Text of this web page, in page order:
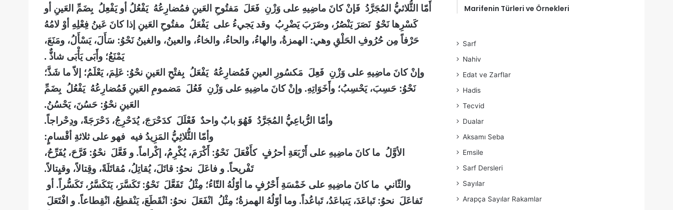
أَمّا الثُّلاثيُّ المُجَرَّدُ فَإنْ كانَ ماضِيهِ على وَزْنِ فَعَلَ مَفتُوحِ العَينِ فمُضارِعُهُ يَفْعُلُ أو يَفْعِلُ بِضَمِّ العَينِ أو
كَسْرِها نَحْوُ نَصَرَ يَنْصُرُ، وضَرَبَ يَضْرِبُ وقد يَجيءُ على يَفْعَلُ مفتُوحِ العَينِ إذا كانَ عَينُ فِعْلِهِ أوْ لامُهُ
حَرْفاً مِن حُرُوفِ الحَلْقِ وهي: الهمزةُ، والهاءُ، والحاءُ، والخاءُ، والعينُ، والغينُ نَحْوُ: سَأَلَ، يَسْأَلُ، ومَنَعَ،
يَمْنَعُ؛ وأَبَى يَأْبَى شاذٌّ .
وإنْ كانَ ماضِيهِ على وَزْنِ فَعِلَ مَكسُورِ العينِ فَمُضارِعُهُ يَفْعَلُ بِفتْحِ العَينِ نحْوُ: عَلِمَ، يَعْلَمُ؛ إلاّ ما شَذَّ؛
نَحْوُ: حَسِبَ، يَحْسِبُ؛ وأَخَوَاتِهِ. وإنْ كانَ ماضِيهِ على وَزْنِ فَعُلَ مَضمومِ العَينِ فَمُضارِعُهُ يَفْعُلُ بِضَمِّ
العَينِ نحْوُ: حَسُنَ، يَحْسُنُ.
وأمّا الرُّباعِيُّ المُجَرَّدُ فَهُوَ بابٌ واحدٌ فَعْلَلَ كدَحْرَجَ، يُدَحْرِجُ، دَحْرَجَةً، ودِحْراجاً.
وأمّا الثُّلاثِيُّ المَزِيدُ فيه فهو على ثلاثةِ أقْسامٍ:
الأوَّلُ ما كانَ ماضِيهِ على أَرْبَعَةِ أحرُفٍ كأَفْعَلَ نَحْوُ: أَكْرَمَ، يُكْرِمُ، إكْراماً. و فَعَّلَ نحْوُ: فَرَّحَ، يُفَرِّحُ،
تَفْريحاً. و فاعَلَ نحوُ: قاتَلَ، يُقاتِلُ، مُقاتَلَةً، وقِتالاً، وقيِتالاً.
والثّاني ما كانَ ماضِيهِ على خَمْسَةِ أَحْرُفٍ ما أوّلُهُ التّاءُ؛ مِثْلُ تَفَعَّلَ نَحْوُ: تَكَسَّرَ، يَتَكَسَّرُ، تَكَسُّراً. أو
تَفاعَلَ نحوُ: تَباعَدَ، يَتباعَدُ، تَباعُداً. وما أوّلُهُ الهمزةُ؛ مِثْلُ انْفَعَلَ نحوُ: انْقَطَعَ، يَنْقطِعُ، انْقِطاعاً. و افْتَعَلَ
Marifenin Türleri ve Örnekleri
Sarf
Nahiv
Edat ve Zarflar
Hadis
Tecvid
Dualar
Aksamı Seba
Emsile
Sarf Dersleri
Sayılar
Arapça Sayılar Rakamlar